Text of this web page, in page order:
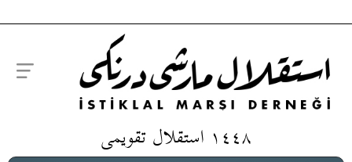
١٤٤٨ استقلال تقویمی